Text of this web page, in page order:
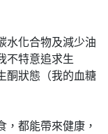
水化合物及減少油
不特意追求生
酮狀態（我的血糖
都能帶來健康，